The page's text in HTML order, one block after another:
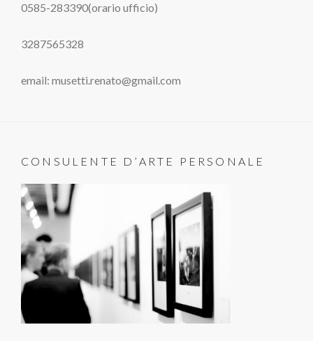
0585-283390(orario ufficio)
3287565328
email: musetti.renato@gmail.com
CONSULENTE D’ARTE PERSONALE